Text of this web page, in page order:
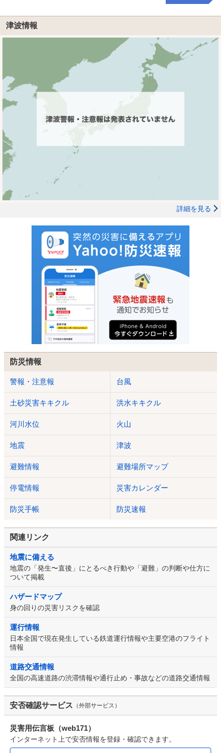
津波情報
詳細を見る
防災情報
警報・注意報 台風
土砂災害キキクル 洪水キキクル
河川水位 火山
地震 津波
避難情報 避難場所マップ
停電情報 災害カレンダー
防災手帳 防災速報
関連リンク
地震に備える
地震の「発生〜直後」にとるべき行動や「避難」の判断や仕方に
ついて掲載
ハザードマップ
身の回りの災害リスクを確認
運行情報
日本全国で現在発生している鉄道運行情報や主要空港のフライト
情報
道路交通情報
全国の高速道路の渋滞情報や通行止め・事故などの道路交通情報
安否確認サービス （外部サービス）
災害用伝言板（web171）
インターネット上で安否情報を登録・確認できます。